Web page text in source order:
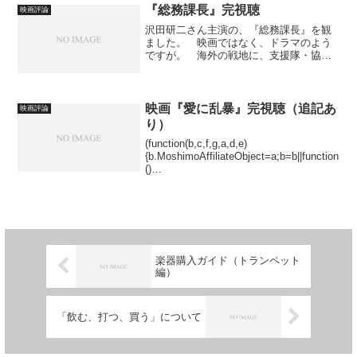
なか...
映画評論 『総務課長』完視聴
沢田研二さん主演の、『総務課長』を観
ました。 映画ではなく、ドラマのよう
ですが。 海外の戦地に、支援隊・協力
主人公、徴兵されてしまい...
映画評論
映画『愛に乱暴』完視聴（追記あ
り）
(function(b,c,f,g,a,d,e)
{b.MoshimoAffiliateObject=a;b=b||function
()
楽器購入ガイド（トランペット
編）
「飲む、打つ、買う」について